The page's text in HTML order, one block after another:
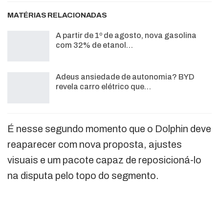
MATÉRIAS RELACIONADAS
A partir de 1º de agosto, nova gasolina
com 32% de etanol…
Adeus ansiedade de autonomia? BYD
revela carro elétrico que…
É nesse segundo momento que o Dolphin deve
reaparecer com nova proposta, ajustes
visuais e um pacote capaz de reposicioná-lo
na disputa pelo topo do segmento.